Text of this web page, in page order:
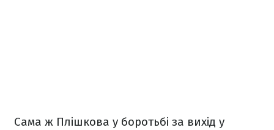
Сама ж Плішкова у боротьбі за вихід у